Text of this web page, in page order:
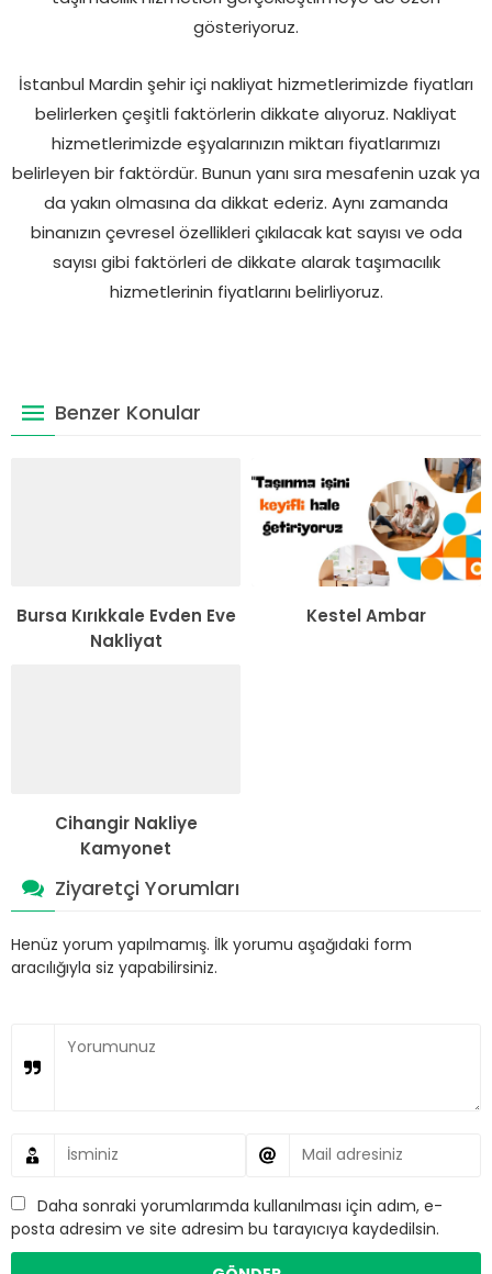
gösteriyoruz.
İstanbul Mardin şehir içi nakliyat hizmetlerimizde fiyatları
belirlerken çeşitli faktörlerin dikkate alıyoruz. Nakliyat
hizmetlerimizde eşyalarınızın miktarı fiyatlarımızı
belirleyen bir faktördür. Bunun yanı sıra mesafenin uzak ya
da yakın olmasına da dikkat ederiz. Aynı zamanda
binanızın çevresel özellikleri çıkılacak kat sayısı ve oda
sayısı gibi faktörleri de dikkate alarak taşımacılık
hizmetlerinin fiyatlarını belirliyoruz.
Benzer Konular
Bursa Kırıkkale Evden Eve
Nakliyat
Kestel Ambar
Cihangir Nakliye
Kamyonet
Ziyaretçi Yorumları
Henüz yorum yapılmamış. İlk yorumu aşağıdaki form
aracılığıyla siz yapabilirsiniz.
Daha sonraki yorumlarımda kullanılması için adım, e-
posta adresim ve site adresim bu tarayıcıya kaydedilsin.